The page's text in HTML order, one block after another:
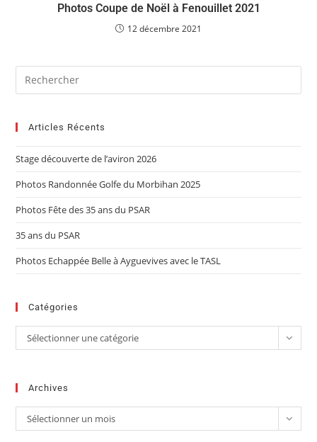
Photos Coupe de Noël à Fenouillet 2021
12 décembre 2021
Articles Récents
Stage découverte de l’aviron 2026
Photos Randonnée Golfe du Morbihan 2025
Photos Fête des 35 ans du PSAR
35 ans du PSAR
Photos Echappée Belle à Ayguevives avec le TASL
Catégories
Sélectionner une catégorie
Archives
Sélectionner un mois